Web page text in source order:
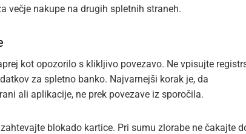
večje nakupe na drugih spletnih straneh.
kot opozorilo s klikljivo povezavo. Ne vpisujte
za spletno banko. Najvarnejši korak je, da
ali aplikacije, ne prek povezave iz sporočila.
blokado kartice. Pri sumu zlorabe ne čakajte